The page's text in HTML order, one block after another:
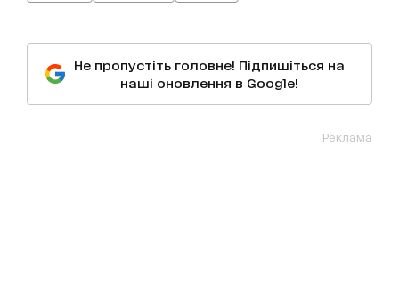
Не пропустіть головне! Підпишіться на
наші оновлення в Google!
Реклама